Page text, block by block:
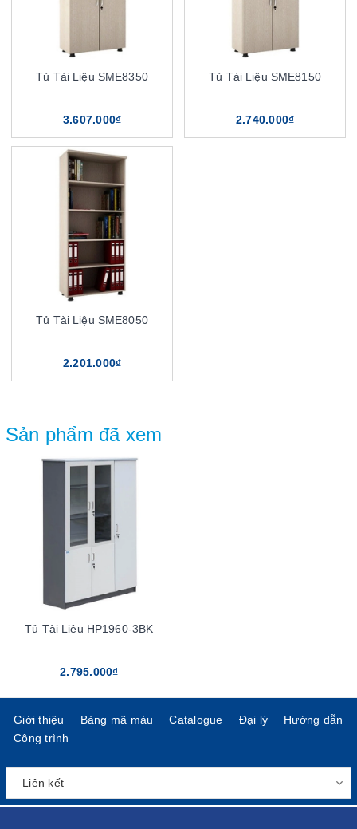
Tủ Tài Liệu SME8350
3.607.000₫
Tủ Tài Liệu SME8150
2.740.000₫
Tủ Tài Liệu SME8050
2.201.000₫
Sản phẩm đã xem
Tủ Tài Liệu HP1960-3BK
2.795.000₫
Giới thiệu Bảng mã màu Catalogue Đại lý
Hướng dẫn
Công trình